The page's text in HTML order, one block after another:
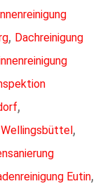
, Dachreinigung
,
,
Eutin,